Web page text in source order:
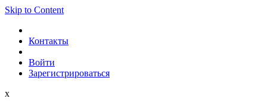
Skip to Content
Контакты
Войти
Зарегистрироваться
x